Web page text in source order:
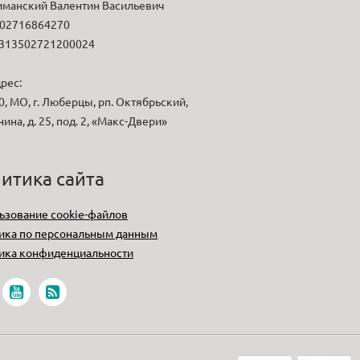
Валентин Васильевич
МО, г. Люберцы, рп. Октябрьский,
д. 25, под. 2, «Макс-Двери»
сайта
cookie-файлов
по персональным данным
конфиденциальности